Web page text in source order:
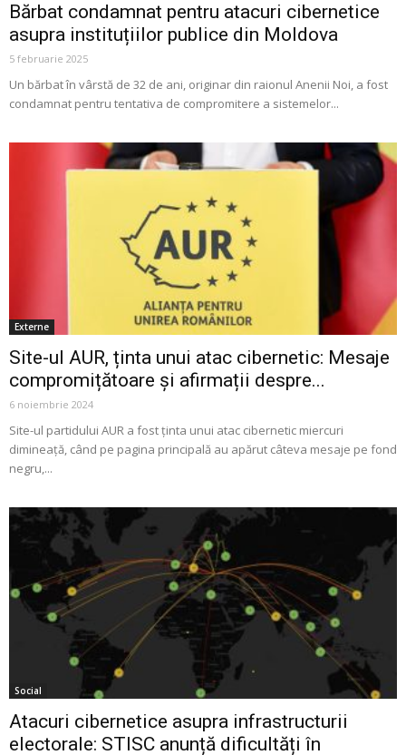
Bărbat condamnat pentru atacuri cibernetice
asupra instituțiilor publice din Moldova
5 februarie 2025
Un bărbat în vârstă de 32 de ani, originar din raionul Anenii Noi, a fost
condamnat pentru tentativa de compromitere a sistemelor...
Externe
Site-ul AUR, ținta unui atac cibernetic: Mesaje
compromițătoare și afirmații despre...
6 noiembrie 2024
Site-ul partidului AUR a fost ținta unui atac cibernetic miercuri
dimineață, când pe pagina principală au apărut câteva mesaje pe fond
negru,...
Social
Atacuri cibernetice asupra infrastructurii
electorale: STISC anunță dificultăți în